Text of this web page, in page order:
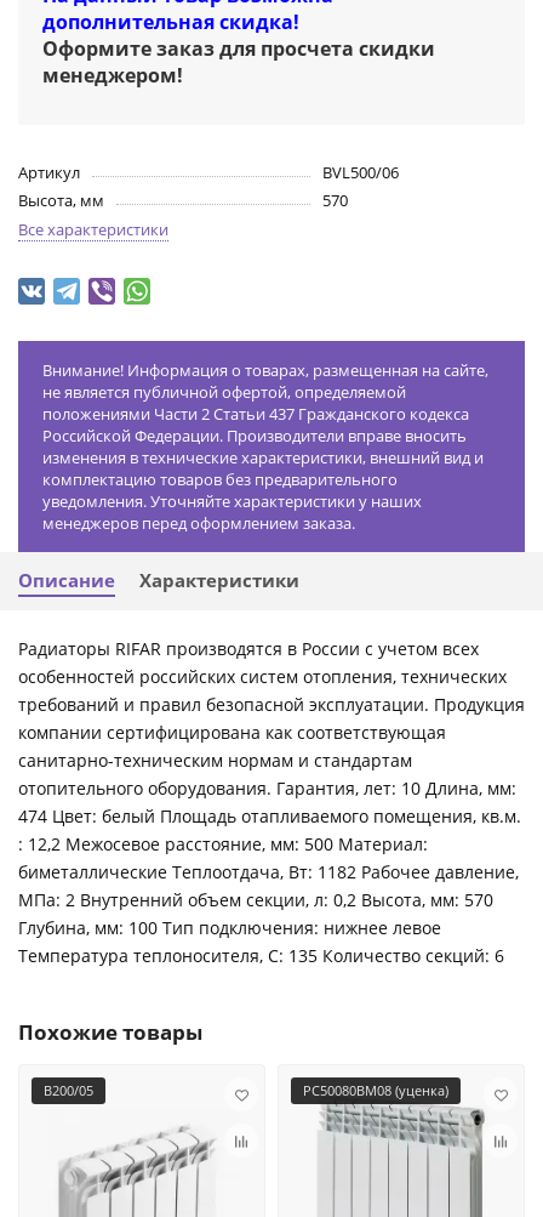
дополнительная скидка!
Оформите заказ для просчета скидки
менеджером!
Артикул
BVL500/06
Высота, мм
570
Все характеристики
Внимание! Информация о товарах, размещенная на сайте,
не является публичной офертой, определяемой
положениями Части 2 Статьи 437 Гражданского кодекса
Российской Федерации. Производители вправе вносить
изменения в технические характеристики, внешний вид и
комплектацию товаров без предварительного
уведомления. Уточняйте характеристики у наших
менеджеров перед оформлением заказа.
Описание Характеристики
Радиаторы RIFAR производятся в России с учетом всех
особенностей российских систем отопления, технических
требований и правил безопасной эксплуатации. Продукция
компании сертифицирована как соответствующая
санитарно-техническим нормам и стандартам
отопительного оборудования. Гарантия, лет: 10 Длина, мм:
474 Цвет: белый Площадь отапливаемого помещения, кв.м.
: 12,2 Межосевое расстояние, мм: 500 Материал:
биметаллические Теплоотдача, Вт: 1182 Рабочее давление,
МПа: 2 Внутренний объем секции, л: 0,2 Высота, мм: 570
Глубина, мм: 100 Тип подключения: нижнее левое
Температура теплоносителя, С: 135 Количество секций: 6
Похожие товары
B200/05 PC50080BM08 (уценка)